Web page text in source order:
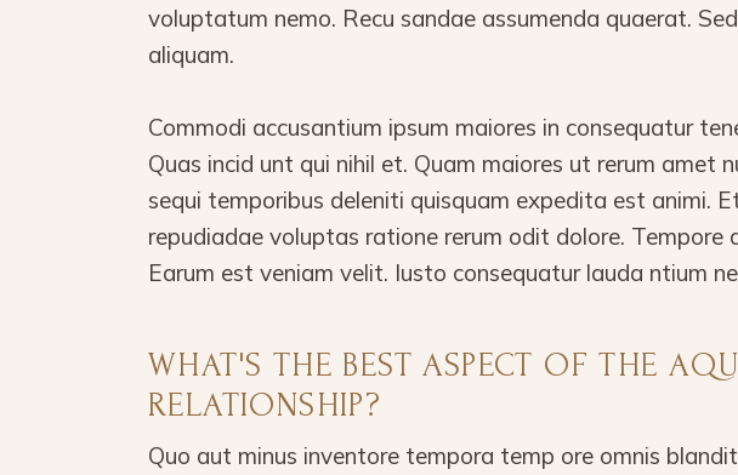
voluptatum nemo. Recu sandae assumenda quaerat.
aliquam.
Commodi accusantium ipsum maiores in consequatur
Quas incid unt qui nihil et. Quam maiores ut rerum amet
sequi temporibus deleniti quisquam expedita est animi.
repudiadae voluptas ratione rerum odit dolore. Tempore
Earum est veniam velit. Iusto consequatur lauda ntium
WHAT'S THE BEST ASPECT OF THE
RELATIONSHIP?
Quo aut minus inventore tempora temp ore omnis